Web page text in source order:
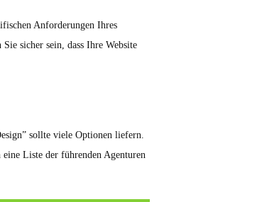
Anforderungen Ihres
sicher sein, dass Ihre Website
sollte viele Optionen liefern.
Liste der führenden Agenturen